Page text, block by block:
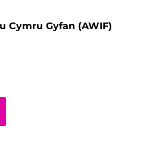
Cymru Gyfan (AWIF)